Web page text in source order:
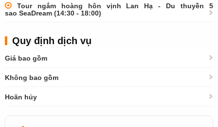
Tour ngắm hoàng hôn vịnh Lan Hạ - Du thuyền 5
sao SeaDream (14:30 - 18:00)
Quy định dịch vụ
Giá bao gồm
Không bao gồm
Hoãn hủy